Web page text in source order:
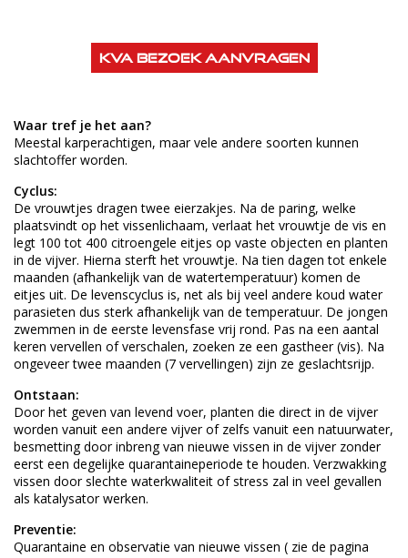
KVA bezoek aanvragen
Waar tref je het aan?
Meestal karperachtigen, maar vele andere soorten kunnen
slachtoffer worden.
Cyclus:
De vrouwtjes dragen twee eierzakjes. Na de paring, welke
plaatsvindt op het vissenlichaam, verlaat het vrouwtje de vis en
legt 100 tot 400 citroengele eitjes op vaste objecten en planten
in de vijver. Hierna sterft het vrouwtje. Na tien dagen tot enkele
maanden (afhankelijk van de watertemperatuur) komen de
eitjes uit. De levenscyclus is, net als bij veel andere koud water
parasieten dus sterk afhankelijk van de temperatuur. De jongen
zwemmen in de eerste levensfase vrij rond. Pas na een aantal
keren vervellen of verschalen, zoeken ze een gastheer (vis). Na
ongeveer twee maanden (7 vervellingen) zijn ze geslachtsrijp.
Ontstaan:
Door het geven van levend voer, planten die direct in de vijver
worden vanuit een andere vijver of zelfs vanuit een natuurwater,
besmetting door inbreng van nieuwe vissen in de vijver zonder
eerst een degelijke quarantaineperiode te houden. Verzwakking
vissen door slechte waterkwaliteit of stress zal in veel gevallen
als katalysator werken.
Preventie:
Quarantaine en observatie van nieuwe vissen ( zie de pagina